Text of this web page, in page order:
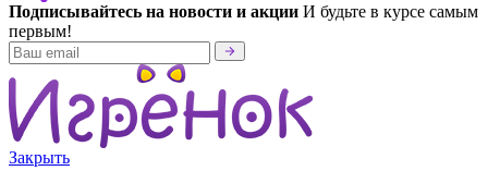
Подписывайтесь на новости и акции И будьте в курсе самым
первым!
Закрыть